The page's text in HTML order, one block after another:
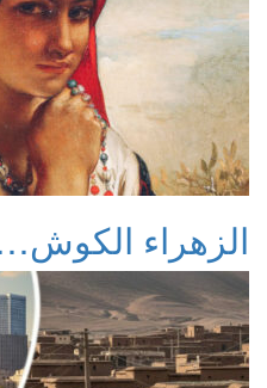
الزهراء